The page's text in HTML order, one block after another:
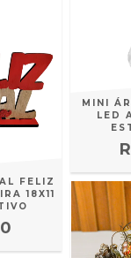
FELIZ
18X11
MINI
LED